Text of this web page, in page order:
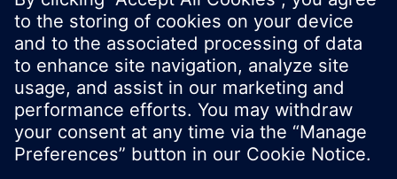
© Siemens Switzerland Ltd. Building Technologies
Group - 2016